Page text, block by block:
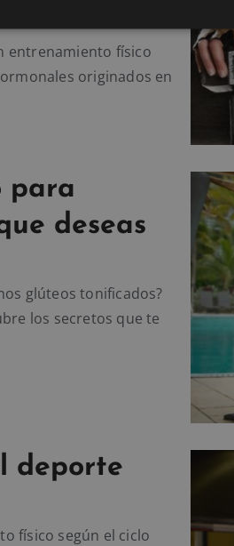
entrenamiento físico
originados en
para
deseas
glúteos tonificados?
los secretos que te
deporte
físico según el ciclo